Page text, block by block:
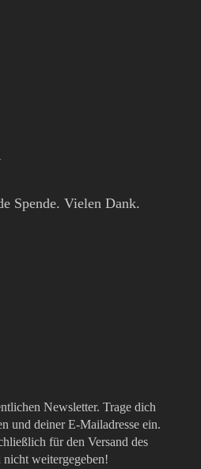
Spende. Vielen Dank.
Newsletter. Trage dich
und deiner E-Mailadresse ein.
für den Versand des
weitergegeben!